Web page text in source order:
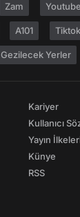
Zam Youtube
A101 Tiktok
Gezilecek Yerler
Kariyer
Kullanıcı
Yayın
Künye
RSS